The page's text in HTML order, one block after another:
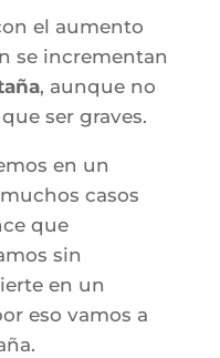
el aumento
se incrementan
, aunque no
ser graves.
en un
casos
que
sin
en un
eso vamos a